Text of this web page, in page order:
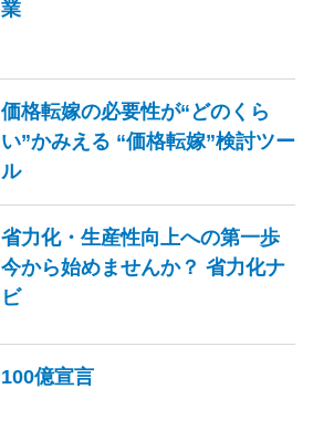
業
価格転嫁の必要性が“どのくら
い”かみえる “価格転嫁”検討ツー
ル
省力化・生産性向上への第一歩
今から始めませんか？ 省力化ナ
ビ
100億宣言